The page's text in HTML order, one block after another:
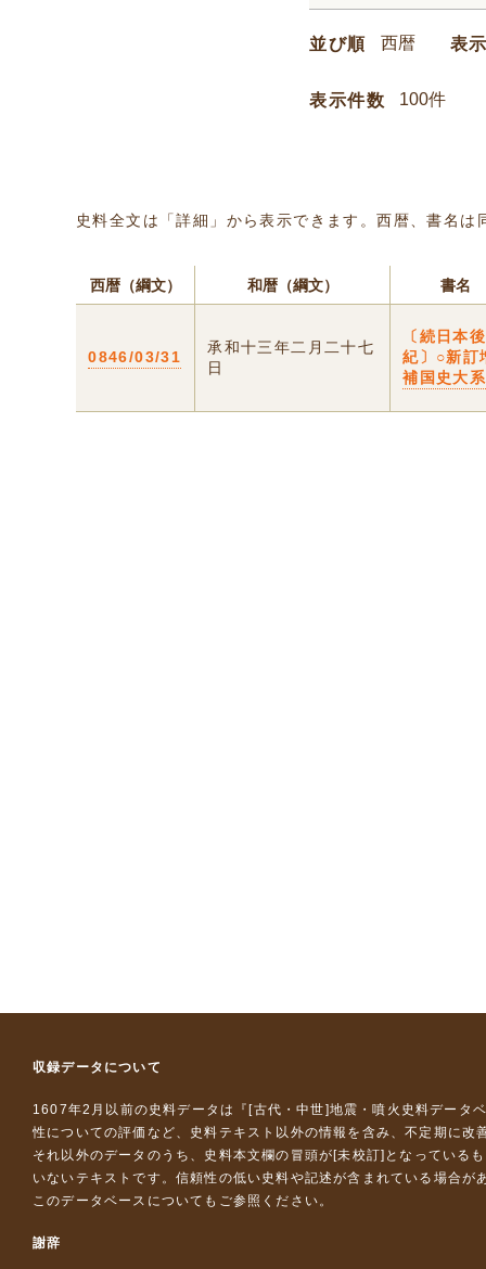
並び順 表
表示件数
史料全文は「詳細」から表示できます。西暦、書名
西暦（綱文） 和暦（綱文） 書名
0846/03/31
承和十三年二月二十七
日
〔続日本後
紀〕○新訂
補国史大系
収録データについて
1607年2月以前の史料データは『 [古代・中世]地震・噴火史料データ
性についての評価など、史料テキスト以外の情報を含み、不定期に改
それ以外のデータのうち、史料本文欄の冒頭が[未校訂]となっている
いないテキストです。信頼性の低い史料や記述が含まれている場合が
このデータベースについて もご参照ください。
謝辞